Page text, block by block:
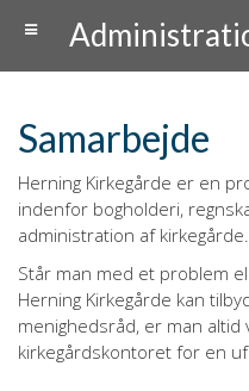
Samarbejde
Herning Kirkegårde er en
indenfor bogholderi,
administration af kirkegårde.
Står man med et problem
Herning Kirkegårde kan
menighedsråd, er man
kirkegårdskontoret for en